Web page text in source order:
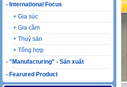
- International Focus
+ Gia súc
+ Gia cầm
+ Thuỷ sản
+ Tổng hợp
- "Manufacturing" - Sản xuất
- Fearured Product